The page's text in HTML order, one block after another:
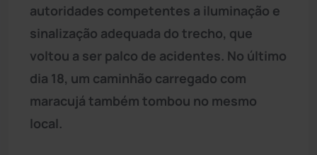
autoridades competentes a iluminação e
sinalização adequada do trecho, que
voltou a ser palco de acidentes. No último
dia 18, um caminhão carregado com
maracujá também tombou no mesmo
local.